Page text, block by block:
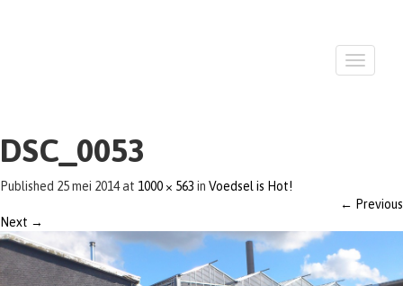
T
o
v
a
t
DSC_0053
Published 25 mei 2014at 1000 × 563 in Voedsel is Hot!
← Previous
Next →